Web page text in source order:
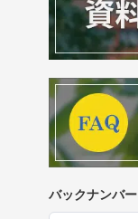
バックナンバー